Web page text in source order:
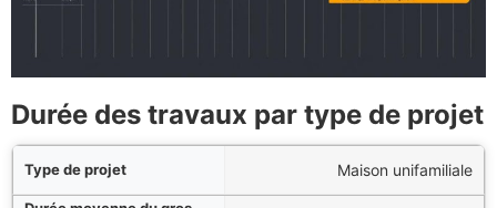
Durée des travaux par type de projet
Maison unifamiliale